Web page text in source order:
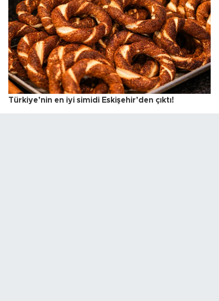
Türkiye’nin en iyi simidi Eskişehir’den çıktı!